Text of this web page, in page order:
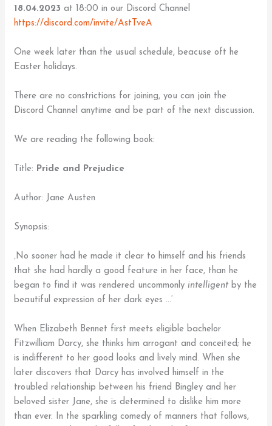
18.04.2023at 18:00 in our Discord Channel
https://discord.com/invite/AstTveA
One week later than the usual schedule, beacuse oft he
Easter holidays.
There are no constrictions for joining, you can join the
Discord Channel anytime and be part of the next discussion.
We are reading the following book:
Title: Pride and Prejudice
Author: Jane Austen
Synopsis:
‚No sooner had he made it clear to himself and his friends
that she had hardly a good feature in her face, than he
began to find it was rendered uncommonly intelligentby the
beautiful expression of her dark eyes …‘
When Elizabeth Bennet first meets eligible bachelor
Fitzwilliam Darcy, she thinks him arrogant and conceited; he
is indifferent to her good looks and lively mind. When she
later discovers that Darcy has involved himself in the
troubled relationship between his friend Bingley and her
beloved sister Jane, she is determined to dislike him more
than ever. In the sparkling comedy of manners that follows,